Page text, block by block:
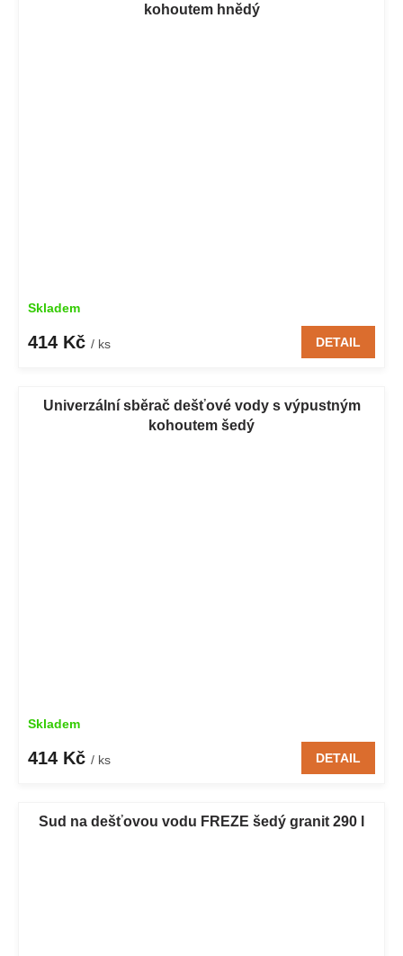
kohoutem hnědý
Skladem
414 Kč / ks DETAIL
Univerzální sběrač dešťové vody s výpustným
kohoutem šedý
Skladem
414 Kč / ks DETAIL
Sud na dešťovou vodu FREZE šedý granit 290 l